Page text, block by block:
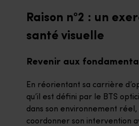
Raison n°2 : un
santé visuelle
Revenir aux
En réorientant sa carrière
qu’il est défini par le BTS
dans son environnement
coordonner son intervention